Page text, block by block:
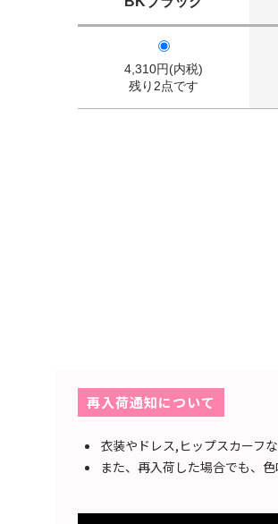
4,310円(内税)
残り2点です
再入荷通知について
衣装やドレス,ヒップスカーフ
また、再入荷した場合でも、